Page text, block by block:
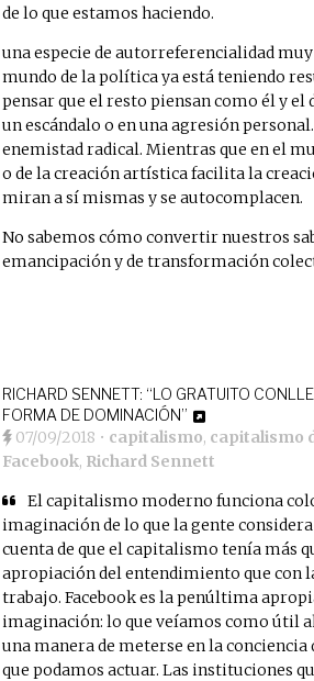
de lo que estamos haciendo.
una especie de autorreferencialidad muy
mundo de la política ya está teniendo
pensar que el resto piensan como él y el
un escándalo o en una agresión
enemistad radical. Mientras que en el
o de la creación artística facilita la
miran a sí mismas y se autocomplacen.
No sabemos cómo convertir nuestros
emancipación y de transformación
RICHARD SENNETT: “LO GRATUITO
FORMA DE DOMINACIÓN”
07/09/2018 • capitalismo, capitalismo
Facebook, Richard Sennett
El capitalismo moderno funciona
imaginación de lo que la gente
cuenta de que el capitalismo tenía más
apropiación del entendimiento que con
trabajo. Facebook es la penúltima
imaginación: lo que veíamos como útil
una manera de meterse en la conciencia
que podamos actuar. Las instituciones